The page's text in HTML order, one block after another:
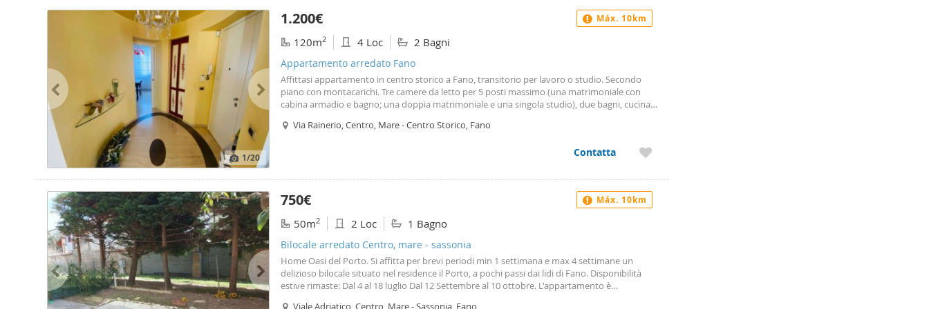
1/20
1.200€
120m2 4 Loc 2 Bagni
Appartamento arredato Fano
Affittasi appartamento in centro storico a Fano, transitorio per lavoro o studio. Secondo
piano con montacarichi. Tre camere da letto per 5 posti massimo (una matrimoniale con
cabina armadio e bagno; una doppia matrimoniale e una singola studio), due bagni, cucina
Deposito bici. In ztl con carico scarico sotto casa. Zona centrale con farmacia e supermercato
Via Rainerio, Centro, Mare - Centro Storico, Fano
Contatta
Máx. 10km
750€
50m2 2 Loc 1 Bagno
Bilocale arredato Centro, mare - sassonia
Home Oasi del Porto. Si affitta per brevi periodi min 1 settimana e max 4 settimane un
delizioso bilocale situato nel residence il Porto, a pochi passi dai lidi di Fano. Disponibilità
estive rimaste: Dal 4 al 18 luglio Dal 12 Settembre al 10 ottobre. L'appartamento è
Viale Adriatico, Centro, Mare - Sassonia, Fano
Máx. 10km